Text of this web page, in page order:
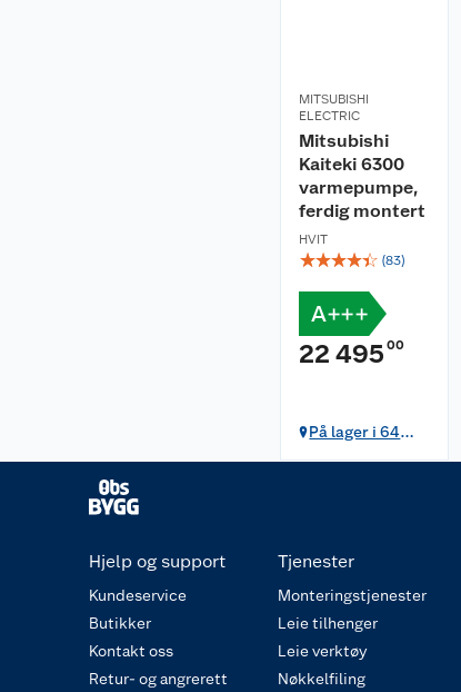
MITSUBISHI
ELECTRIC
Mitsubishi
Kaiteki 6300
varmepumpe,
ferdig montert
HVIT
☆☆☆☆☆ (83)
A+++
22 495 00
På lager i 64
Hjelp og support
Kundeservice
Butikker
Kontakt oss
Retur- og angrerett
Tjenester
Monteringstjenester
Leie tilhenger
Leie verktøy
Nøkkelfiling